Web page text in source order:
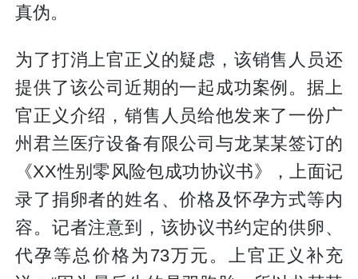
真伪。
为了打消上官正义的疑虑，该销售人员还
提供了该公司近期的一起成功案例。据上
官正义介绍，销售人员给他发来了一份广
州君兰医疗设备有限公司与龙某某签订的
《XX性别零风险包成功协议书》，上面记
录了捐卵者的姓名、价格及怀孕方式等内
容。记者注意到，该协议书约定的供卵、
代孕等总价格为73万元。上官正义补充